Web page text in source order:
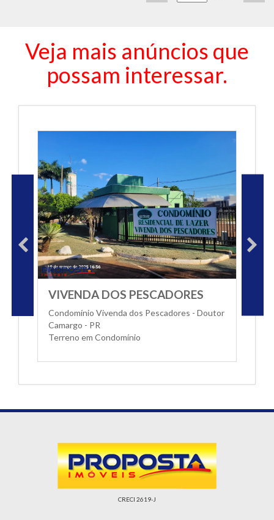
Veja mais anúncios que
possam interessar.
VIVENDA DOS PESCADORES
Condomínio Vivenda dos Pescadores - Doutor
Camargo - PR
Terreno em Condomínio
CRECI 2619-J